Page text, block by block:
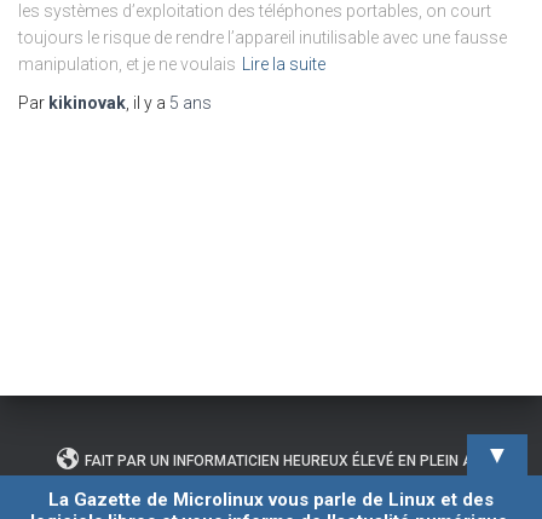
les systèmes d’exploitation des téléphones portables, on court
toujours le risque de rendre l’appareil inutilisable avec une fausse
manipulation, et je ne voulais Lire la suite
Par kikinovak, il y a 5 ans
FAIT PAR UN INFORMATICIEN HEUREUX ÉLEVÉ EN PLEIN AIR ▼
La Gazette de Microlinux vous parle de Linux et des